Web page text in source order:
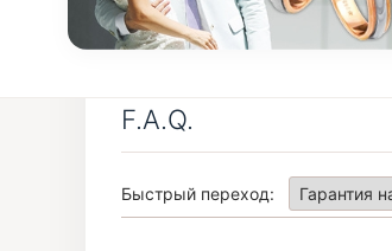
F.A.Q.
Быстрый переход: